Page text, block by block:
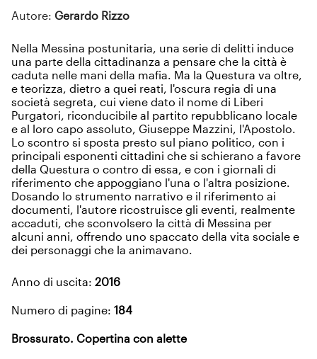
Autore: Gerardo Rizzo
Nella Messina postunitaria, una serie di delitti induce
una parte della cittadinanza a pensare che la città è
caduta nelle mani della mafia. Ma la Questura va oltre,
e teorizza, dietro a quei reati, l'oscura regia di una
società segreta, cui viene dato il nome di Liberi
Purgatori, riconducibile al partito repubblicano locale
e al loro capo assoluto, Giuseppe Mazzini, l'Apostolo.
Lo scontro si sposta presto sul piano politico, con i
principali esponenti cittadini che si schierano a favore
della Questura o contro di essa, e con i giornali di
riferimento che appoggiano l'una o l'altra posizione.
Dosando lo strumento narrativo e il riferimento ai
documenti, l'autore ricostruisce gli eventi, realmente
accaduti, che sconvolsero la città di Messina per
alcuni anni, offrendo uno spaccato della vita sociale e
dei personaggi che la animavano.
Anno di uscita: 2016
Numero di pagine: 184
Brossurato. Copertina con alette